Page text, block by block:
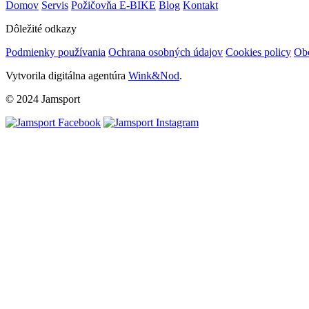
Domov Servis Požičovňa E-BIKE Blog Kontakt
Dôležité odkazy
Podmienky používania Ochrana osobných údajov Cookies policy
Vytvorila digitálna agentúra Wink&Nod.
© 2024 Jamsport